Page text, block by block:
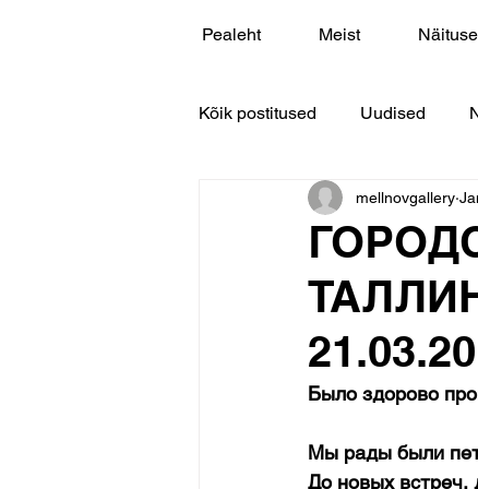
Pealeht Meist
Kõik postitused Uudised
mellnovgallery
Было здорово
Мы рады были
До новых встреч,